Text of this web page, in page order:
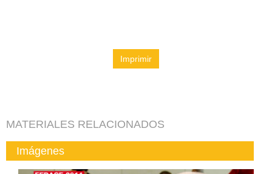
Imprimir
MATERIALES RELACIONADOS
Imágenes